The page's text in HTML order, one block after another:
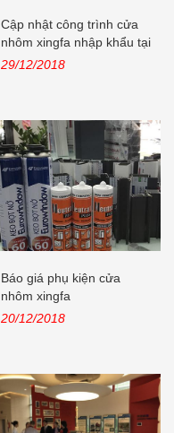
Cập nhật công trình cửa
nhôm xingfa nhập khẩu tại
Lê...
29/12/2018
Báo giá phụ kiện cửa
nhôm xingfa
20/12/2018